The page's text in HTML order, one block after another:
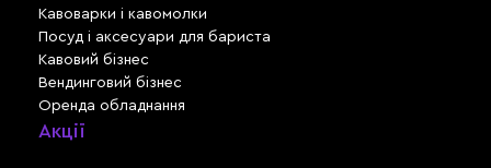
Кавоварки і кавомолки
Посуд і аксесуари для бариста
Кавовий бізнес
Вендинговий бізнес
Оренда обладнання
Акції